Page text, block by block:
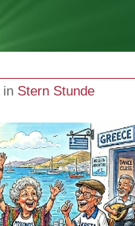
in Stern Stunde